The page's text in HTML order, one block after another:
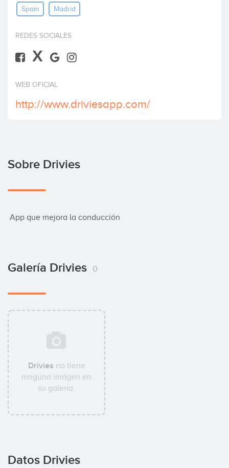
Invertir
Spain Madrid
REDES SOCIALES
X
WEB OFICIAL
http://www.driviesapp.com/
Sobre Drivies
App que mejora la conducción
Galería Drivies 0
Drivies no tiene
ninguna imágen en
su galería.
Datos Drivies